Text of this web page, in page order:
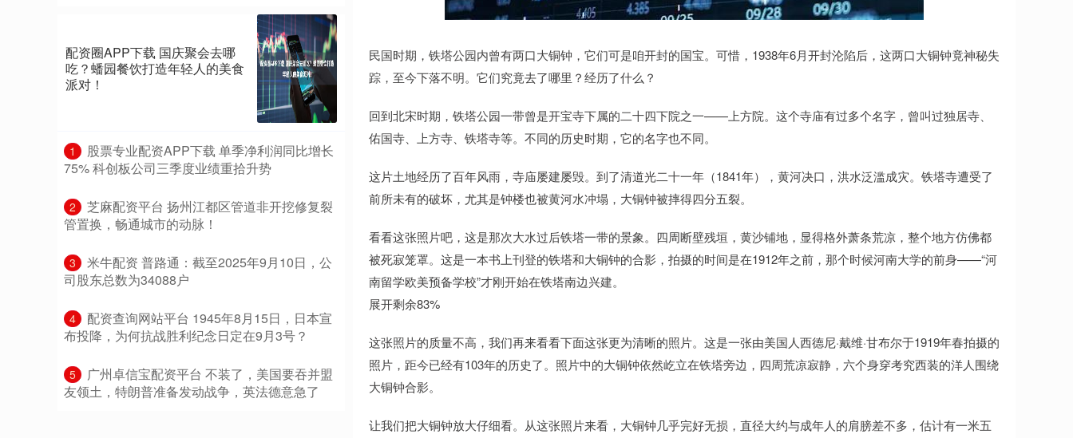
民国时期，铁塔公园内曾有两口大铜钟，它们可是咱开封的国宝。可惜，1938年6月开封沦陷后，这两口大铜钟竟神秘失
踪，至今下落不明。它们究竟去了哪里？经历了什么？
回到北宋时期，铁塔公园一带曾是开宝寺下属的二十四下院之一——上方院。这个寺庙有过多个名字，曾叫过独居寺、
佑国寺、上方寺、铁塔寺等。不同的历史时期，它的名字也不同。
这片土地经历了百年风雨，寺庙屡建屡毁。到了清道光二十一年（1841年），黄河决口，洪水泛滥成灾。铁塔寺遭受了
前所未有的破坏，尤其是钟楼也被黄河水冲塌，大铜钟被摔得四分五裂。
看看这张照片吧，这是那次大水过后铁塔一带的景象。四周断壁残垣，黄沙铺地，显得格外萧条荒凉，整个地方仿佛都
被死寂笼罩。这是一本书上刊登的铁塔和大铜钟的合影，拍摄的时间是在1912年之前，那个时候河南大学的前身——“河
南留学欧美预备学校”才刚开始在铁塔南边兴建。
展开剩余83%
这张照片的质量不高，我们再来看看下面这张更为清晰的照片。这是一张由美国人西德尼·戴维·甘布尔于1919年春拍摄的
照片，距今已经有103年的历史了。照片中的大铜钟依然屹立在铁塔旁边，四周荒凉寂静，六个身穿考究西装的洋人围绕
大铜钟合影。
让我们把大铜钟放大仔细看。从这张照片来看，大铜钟几乎完好无损，直径大约与成年人的肩膀差不多，估计有一米五
配资圈APP下载 国庆聚会去哪
吃？蟠园餐饮打造年轻人的美食
派对！
1
​股票专业配资APP下载 单季净利润同比增长
75% 科创板公司三季度业绩重拾升势
2
​芝麻配资平台 扬州江都区管道非开挖修复裂
管置换，畅通城市的动脉！
3
​米牛配资 普路通：截至2025年9月10日，公
司股东总数为34088户
4
​配资查询网站平台 1945年8月15日，日本宣
布投降，为何抗战胜利纪念日定在9月3号？
5
​广州卓信宝配资平台 不装了，美国要吞并盟
友领土，特朗普准备发动战争，英法德意急了